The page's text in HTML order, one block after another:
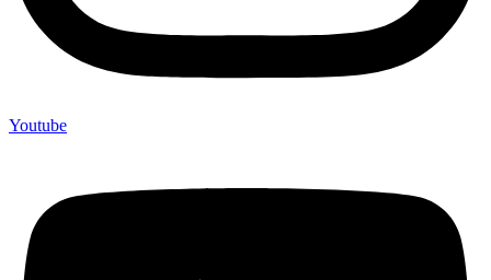
Youtube